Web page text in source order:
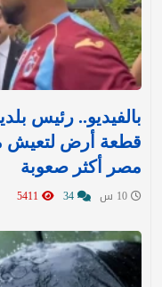
بالفيديو.. رئيس
قطعة أرض لتعيش
مصر أكثر صعوبة